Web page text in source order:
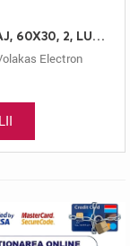
MARMURA, VOLAKAS ELECTRON, PLACAJ, 60X30, 2, LUSTRUIT
Electron